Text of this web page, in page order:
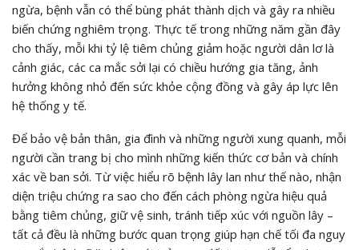
ngừa, bệnh vẫn có thể bùng phát thành dịch và gây ra nhiều
biến chứng nghiêm trọng. Thực tế trong những năm gần đây
cho thấy, mỗi khi tỷ lệ tiêm chủng giảm hoặc người dân lơ là
cảnh giác, các ca mắc sởi lại có chiều hướng gia tăng, ảnh
hưởng không nhỏ đến sức khỏe cộng đồng và gây áp lực lên
hệ thống y tế.
Để bảo vệ bản thân, gia đình và những người xung quanh, mỗi
người cần trang bị cho mình những kiến thức cơ bản và chính
xác về ban sởi. Từ việc hiểu rõ bệnh lây lan như thế nào, nhận
diện triệu chứng ra sao cho đến cách phòng ngừa hiệu quả
bằng tiêm chủng, giữ vệ sinh, tránh tiếp xúc với nguồn lây –
tất cả đều là những bước quan trọng giúp hạn chế tối đa nguy